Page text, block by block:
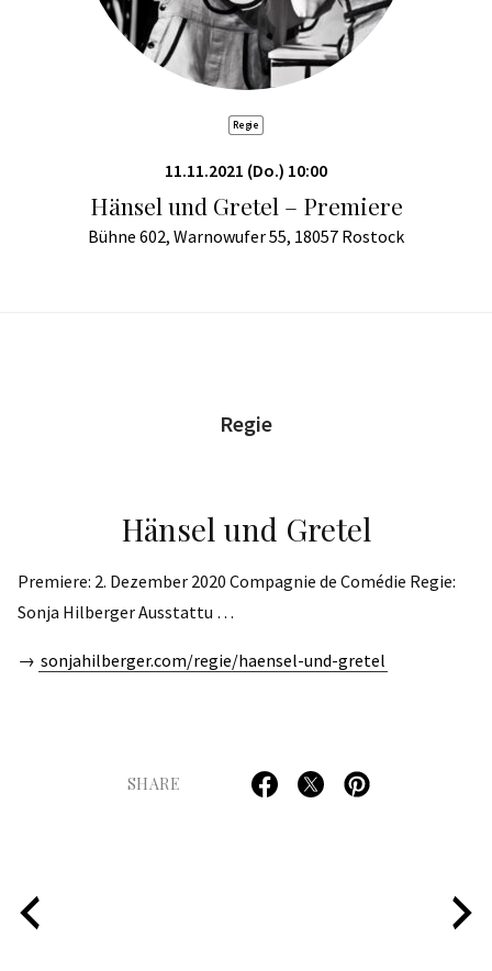
Regie
11.11.2021 (Do.) 10:00
Hänsel und Gretel – Premiere
Bühne 602, Warnowufer 55, 18057 Rostock
Regie
Hänsel und Gretel
Premiere: 2. Dezember 2020 Compagnie de Comédie Regie:
Sonja Hilberger Ausstattu …
→ sonjahilberger.com/regie/haensel-und-gretel
SHARE